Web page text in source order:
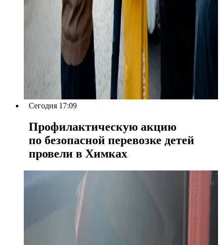
Сегодня 17:09
Профилактическую акцию
по безопасной перевозке детей
провели в Химках